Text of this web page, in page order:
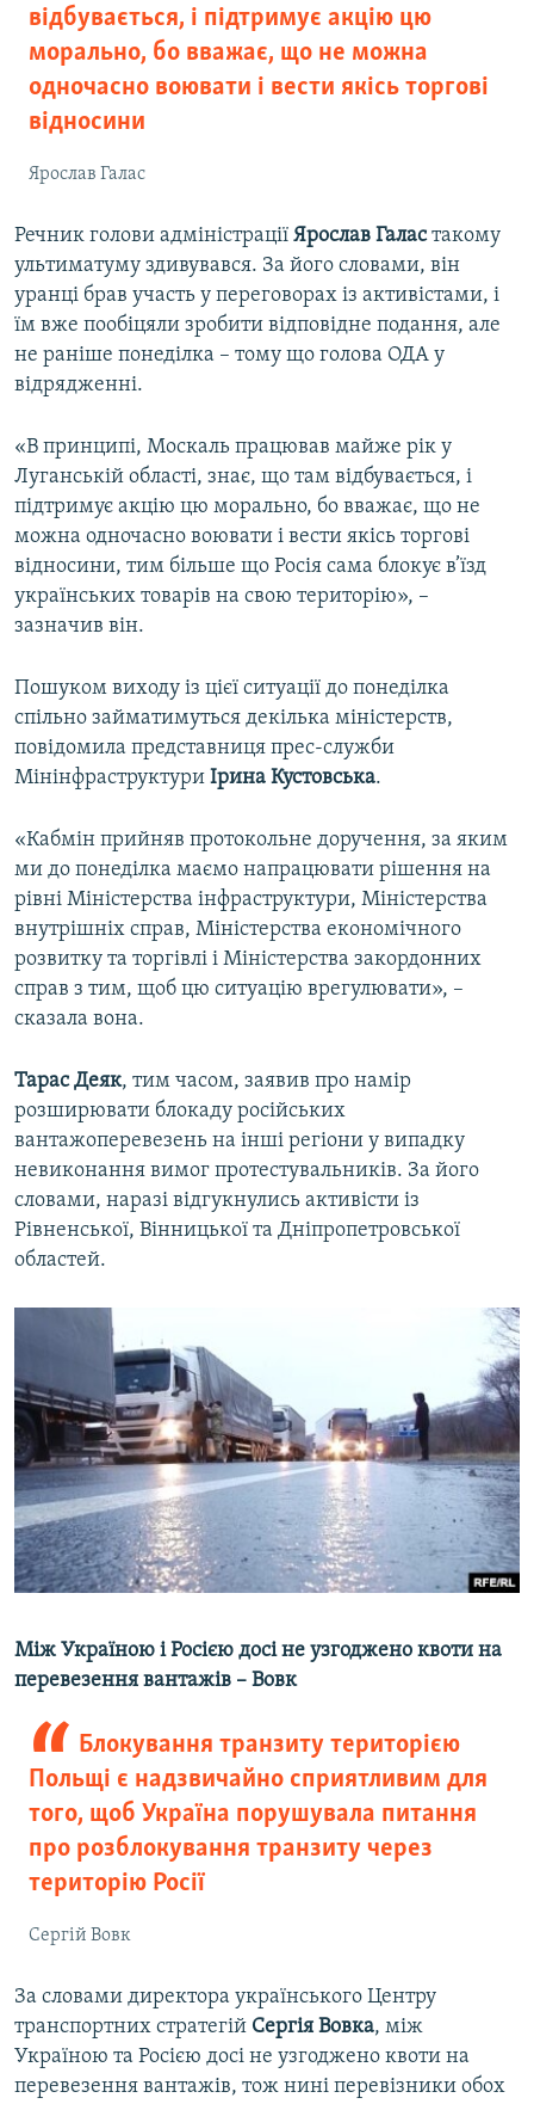
відбувається, і підтримує акцію цю
морально, бо вважає, що не можна
одночасно воювати і вести якісь торгові
відносини
Ярослав Галас
Речник голови адміністрації Ярослав Галастакому
ультиматуму здивувався. За його словами, він
уранці брав участь у переговорах із активістами, і
їм вже пообіцяли зробити відповідне подання, але
не раніше понеділка – тому що голова ОДА у
відрядженні.
«В принципі, Москаль працював майже рік у
Луганській області, знає, що там відбувається, і
підтримує акцію цю морально, бо вважає, що не
можна одночасно воювати і вести якісь торгові
відносини, тим більше що Росія сама блокує в’їзд
українських товарів на свою територію», –
зазначив він.
Пошуком виходу із цієї ситуації до понеділка
спільно займатимуться декілька міністерств,
повідомила представниця прес-служби
Мінінфраструктури Ірина Кустовська.
«Кабмін прийняв протокольне доручення, за яким
ми до понеділка маємо напрацювати рішення на
рівні Міністерства інфраструктури, Міністерства
внутрішніх справ, Міністерства економічного
розвитку та торгівлі і Міністерства закордонних
справ з тим, щоб цю ситуацію врегулювати», –
сказала вона.
Тарас Деяк, тим часом, заявив про намір
розширювати блокаду російських
вантажоперевезень на інші регіони у випадку
невиконання вимог протестувальників. За його
словами, наразі відгукнулись активісти із
Рівненської, Вінницької та Дніпропетровської
областей.
Між Україною і Росією досі не узгоджено квоти на
перевезення вантажів – Вовк
Блокування транзиту територією
Польщі є надзвичайно сприятливим для
того, щоб Україна порушувала питання
про розблокування транзиту через
територію Росії
Сергій Вовк
За словами директора українського Центру
транспортних стратегій Сергія Вовка, між
Україною та Росією досі не узгоджено квоти на
перевезення вантажів, тож нині перевізники обох